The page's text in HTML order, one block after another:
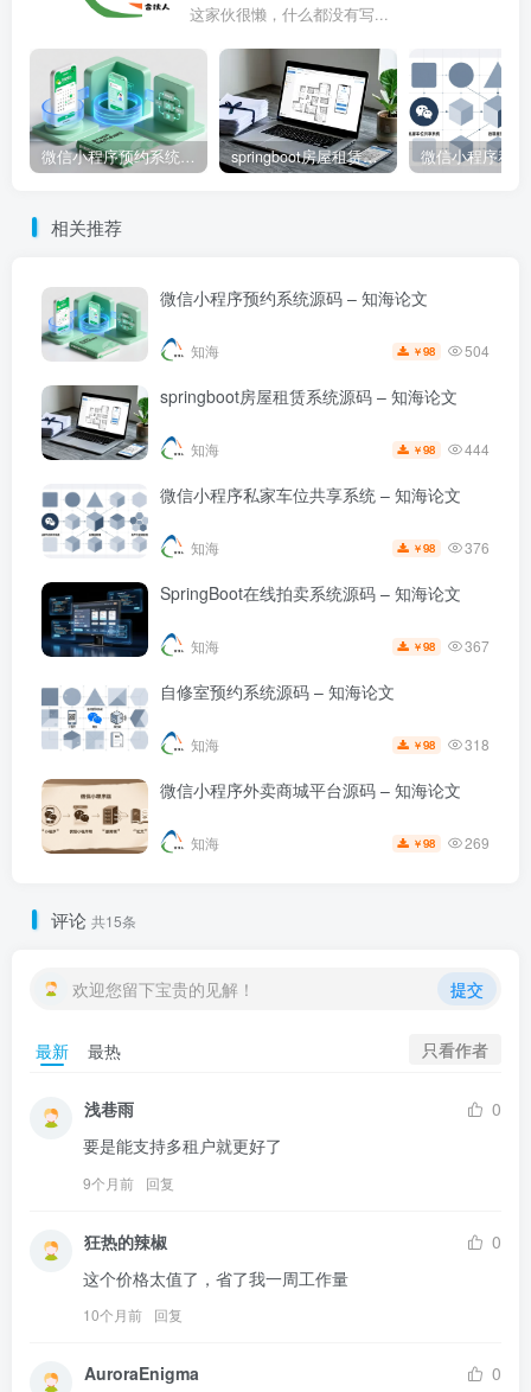
这家伙很懒，什么都没有写...
微信小程序预约系统源码 – 知海论文 springboot房屋租赁系统源码 – 知海论文
相关推荐
微信小程序预约系统源码 – 知海论文
知海 ￥98 504
springboot房屋租赁系统源码 – 知海论文
知海 ￥98 444
微信小程序私家车位共享系统 – 知海论文
知海 ￥98 376
SpringBoot在线拍卖系统源码 – 知海论文
知海 ￥98 367
自修室预约系统源码 – 知海论文
知海 ￥98 318
微信小程序外卖商城平台源码 – 知海论文
知海 ￥98 269
评论 共15条
欢迎您留下宝贵的见解！ 提交
最新 最热 只看作者
浅巷雨
0
要是能支持多租户就更好了
9个月前 回复
狂热的辣椒
0
这个价格太值了，省了我一周工作量
10个月前 回复
AuroraEnigma
0